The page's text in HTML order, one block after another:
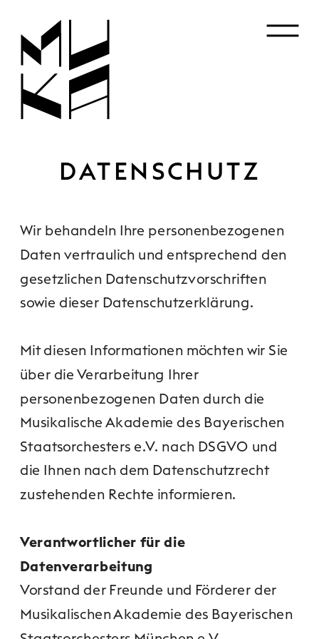
DATENSCHUTZ
Wir behandeln Ihre personenbezogenen
Daten vertraulich und entsprechend den
gesetzlichen Datenschutzvorschriften
sowie dieser Datenschutzerklärung.
Mit diesen Informationen möchten wir Sie
über die Verarbeitung Ihrer
personenbezogenen Daten durch die
Musikalische Akademie des Bayerischen
Staatsorchesters e.V. nach DSGVO und
die Ihnen nach dem Datenschutzrecht
zustehenden Rechte informieren.
Verantwortlicher für die
Datenverarbeitung
Vorstand der Freunde und Förderer der
Musikalischen Akademie des Bayerischen